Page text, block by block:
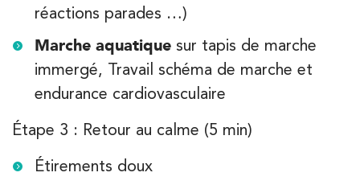
réactions parades …)
Marche aquatique sur tapis de marche
immergé, Travail schéma de marche et
endurance cardiovasculaire
Étape 3 : Retour au calme (5 min)
Étirements doux